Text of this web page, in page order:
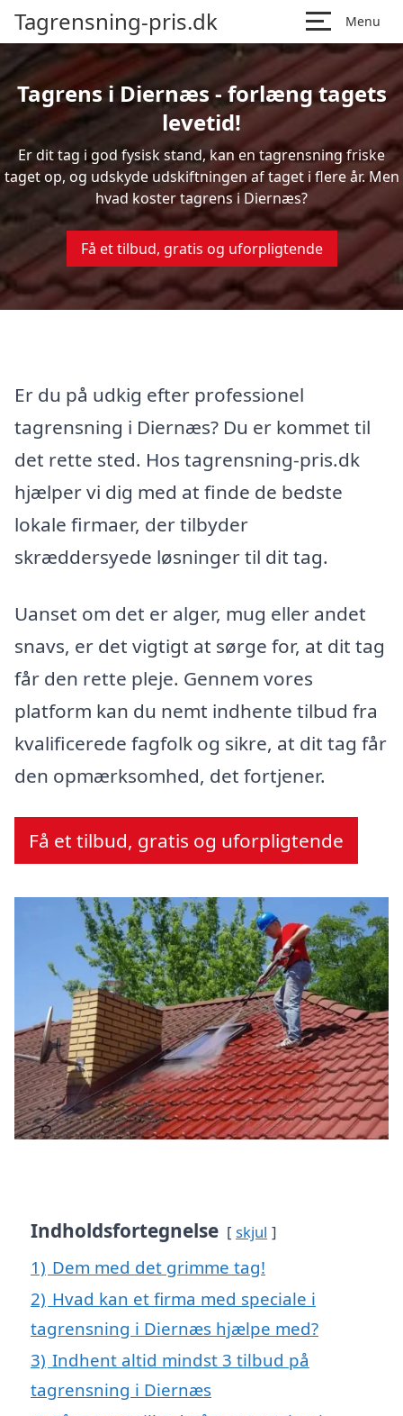
Tagrensning-pris.dk Menu
Tagrens i Diernæs - forlæng tagets
levetid!
Er dit tag i god fysisk stand, kan en tagrensning friske
taget op, og udskyde udskiftningen af taget i flere år. Men
hvad koster tagrens i Diernæs?
Få et tilbud, gratis og uforpligtende
Er du på udkig efter professionel
tagrensning i Diernæs? Du er kommet til
det rette sted. Hos tagrensning-pris.dk
hjælper vi dig med at finde de bedste
lokale firmaer, der tilbyder
skræddersyede løsninger til dit tag.
Uanset om det er alger, mug eller andet
snavs, er det vigtigt at sørge for, at dit tag
får den rette pleje. Gennem vores
platform kan du nemt indhente tilbud fra
kvalificerede fagfolk og sikre, at dit tag får
den opmærksomhed, det fortjener.
Få et tilbud, gratis og uforpligtende
Indholdsfortegnelse skjul
1) Dem med det grimme tag!
2) Hvad kan et firma med speciale i
tagrensning i Diernæs hjælpe med?
3) Indhent altid mindst 3 tilbud på
tagrensning i Diernæs